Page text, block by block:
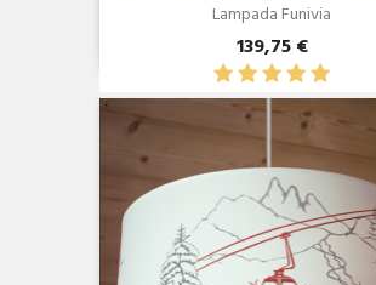
Lampada Funivia
139,75 €
Anteprima